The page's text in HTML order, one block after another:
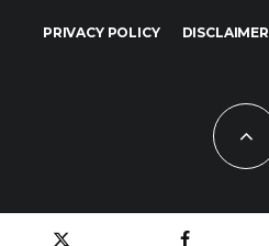
PRIVACY POLICY DISCLAIMER